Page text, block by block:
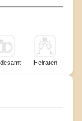
Heiraten